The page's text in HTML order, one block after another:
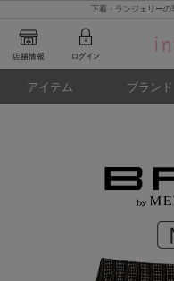
下着・ランジェリー
アイテム ブランド